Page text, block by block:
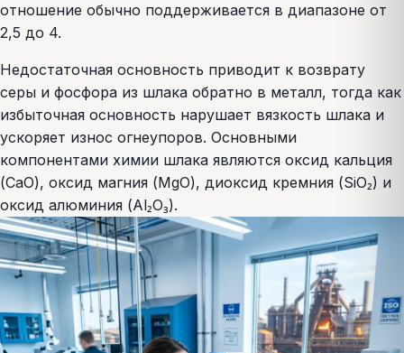
отношение обычно поддерживается в диапазоне от
2,5 до 4.
Недостаточная основность приводит к возврату
серы и фосфора из шлака обратно в металл, тогда как
избыточная основность нарушает вязкость шлака и
ускоряет износ огнеупоров. Основными
компонентами химии шлака являются оксид кальция
(CaO), оксид магния (MgO), диоксид кремния (SiO₂) и
оксид алюминия (Al₂O₃).